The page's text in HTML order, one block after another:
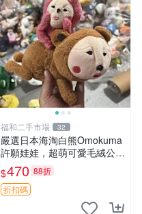
福和二手市場 32
嚴選日本海淘白熊Omokuma
許願娃娃，超萌可愛毛絨公仔
推薦收藏 白熊 Omokuma 毛
絨玩具 偽裝娃娃 玩具擺飾
$470 88折
折扣碼